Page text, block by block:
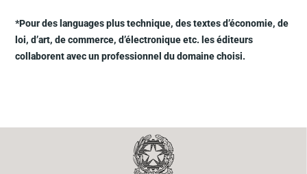
*Pour des languages plus technique, des textes d’économie, de
loi, d’art, de commerce, d’électronique etc. les éditeurs
collaborent avec un professionnel du domaine choisi.